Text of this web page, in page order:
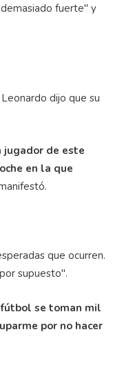
fuerte" y
dijo que su
jugador de este
en la que
que ocurren.
supuesto".
se toman mil
por no hacer